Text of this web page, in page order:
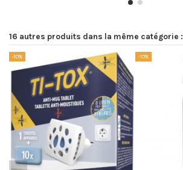
16 autres produits dans la même catégorie :
-10% -10%